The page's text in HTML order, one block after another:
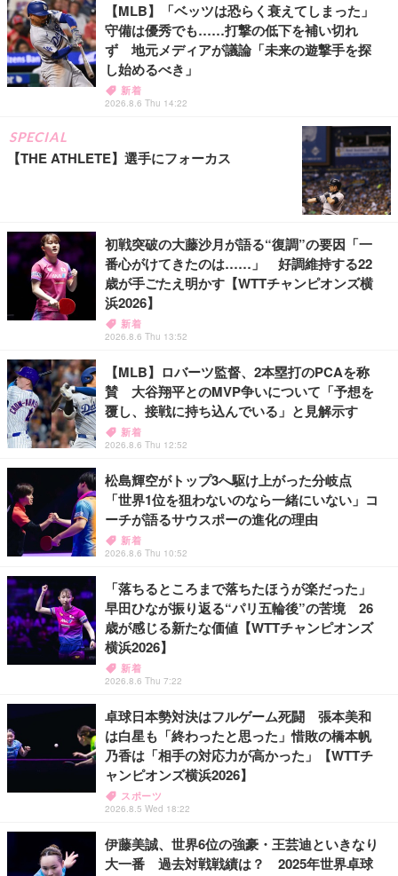
【MLB】「ベッツは恐らく衰えてしまった」
守備は優秀でも……打撃の低下を補い切れ
ず 地元メディアが議論「未来の遊撃手を探
し始めるべき」
新着
2026.8.6 Thu 14:22
SPECIAL
【THE ATHLETE】選手にフォーカス
初戦突破の大藤沙月が語る“復調”の要因「一
番心がけてきたのは……」 好調維持する22
歳が手ごたえ明かす【WTTチャンピオンズ横
浜2026】
新着
2026.8.6 Thu 13:52
【MLB】ロバーツ監督、2本塁打のPCAを称
賛 大谷翔平とのMVP争いについて「予想を
覆し、接戦に持ち込んでいる」と見解示す
新着
2026.8.6 Thu 12:52
松島輝空がトップ3へ駆け上がった分岐点
「世界1位を狙わないのなら一緒にいない」コ
ーチが語るサウスポーの進化の理由
新着
2026.8.6 Thu 10:52
「落ちるところまで落ちたほうが楽だった」
早田ひなが振り返る“パリ五輪後”の苦境 26
歳が感じる新たな価値【WTTチャンピオンズ
横浜2026】
新着
2026.8.6 Thu 7:22
卓球日本勢対決はフルゲーム死闘 張本美和
は白星も「終わったと思った」惜敗の橋本帆
乃香は「相手の対応力が高かった」【WTTチ
ャンピオンズ横浜2026】
スポーツ
2026.8.5 Wed 18:22
伊藤美誠、世界6位の強豪・王芸迪といきなり
大一番 過去対戦戦績は？ 2025年世界卓球